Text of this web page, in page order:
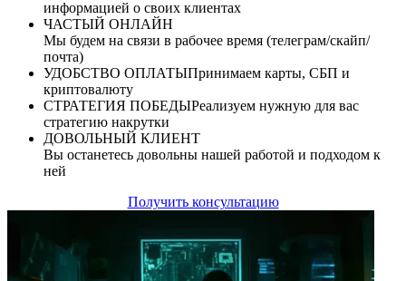
информацией о своих клиентах
ЧАСТЫЙ ОНЛАЙН
Мы будем на связи в рабочее время (телеграм/скайп/
почта)
УДОБСТВО ОПЛАТЫПринимаем карты, СБП и
криптовалюту
СТРАТЕГИЯ ПОБЕДЫРеализуем нужную для вас
стратегию накрутки
ДОВОЛЬНЫЙ КЛИЕНТ
Вы останетесь довольны нашей работой и подходом к
ней
Получить консультацию